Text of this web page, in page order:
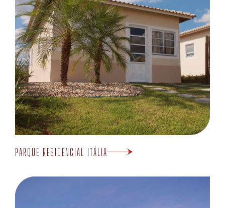
PARQUE RESIDENCIAL ITÁLIA